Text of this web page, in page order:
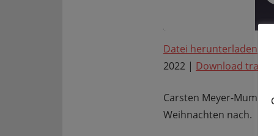
RSS FEED
TEILEN
EMBED
Datei herunterladen
2022 | Download
Carsten Meyer-Mumm
Weihnachten nach.